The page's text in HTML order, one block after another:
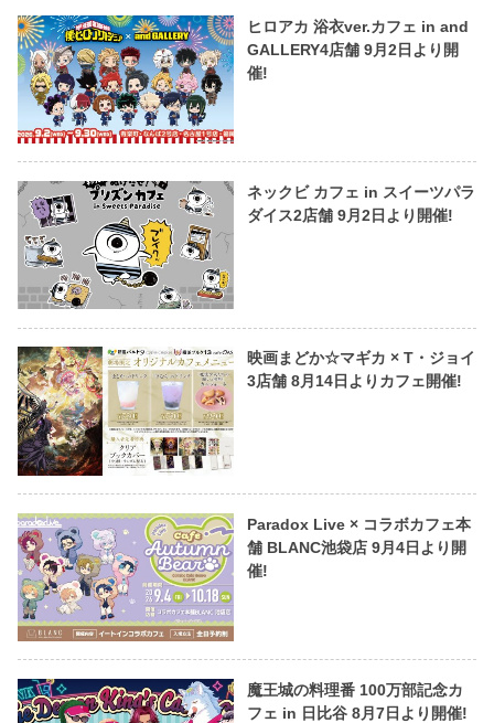
ヒロアカ 浴衣ver.カフェ in and
GALLERY4店舗 9月2日より開
催!
ネックビ カフェ in スイーツパラ
ダイス2店舗 9月2日より開催!
映画まどか☆マギカ × T・ジョイ
3店舗 8月14日よりカフェ開催!
Paradox Live × コラボカフェ本
舗 BLANC池袋店 9月4日より開
催!
魔王城の料理番 100万部記念カ
フェ in 日比谷 8月7日より開催!